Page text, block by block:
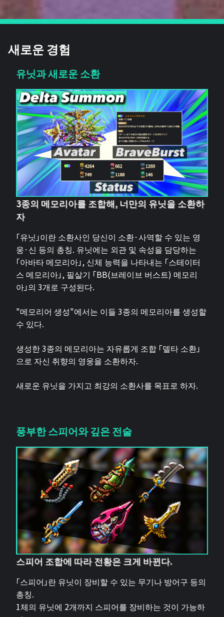
새로운 경험
유닛과 새로운 소환
3종의 메모리아를 조합해, 너만의 유닛을 소환하
자
「유닛」이란 소환사인 당신이 소환·사역할 수 있는 영
웅·신 등의 총칭. 유닛에는 외관 및 속성을 담당하는
「아바타 메모리아」, 신체 능력을 나타내는 「스테이터
스 메모리아」, 필살기 「BB(브레이브 버스트) 메모리
아」의 3개로 구성된다.
"메모리어 생성"에서는 이들 3종의 메모리아를 생성할
수 있다.
생성한 3종의 메모리아는 자유롭게 조합 「델타 소환」
으로 자신 취향의 영웅을 소환하자.
새로운 유닛을 가지고 최강의 소환사를 목표로 하자.
풍부한 스피어와 깊은 전술
스피어 조합에 따라 전황은 크게 바뀐다.
「스피어」란 유닛이 장비할 수 있는 무기나 방어구 등의
총칭.
1체의 유닛에 2개까지 스피어를 장비하는 것이 가능하